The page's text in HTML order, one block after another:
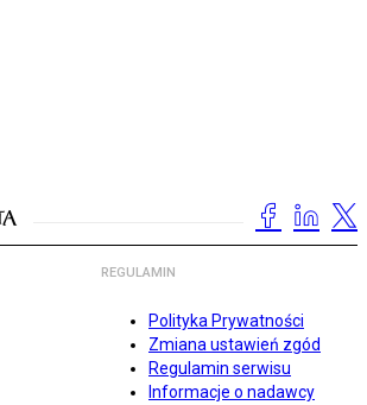
REGULAMIN
Polityka Prywatności
Zmiana ustawień zgód
Regulamin serwisu
Informacje o nadawcy